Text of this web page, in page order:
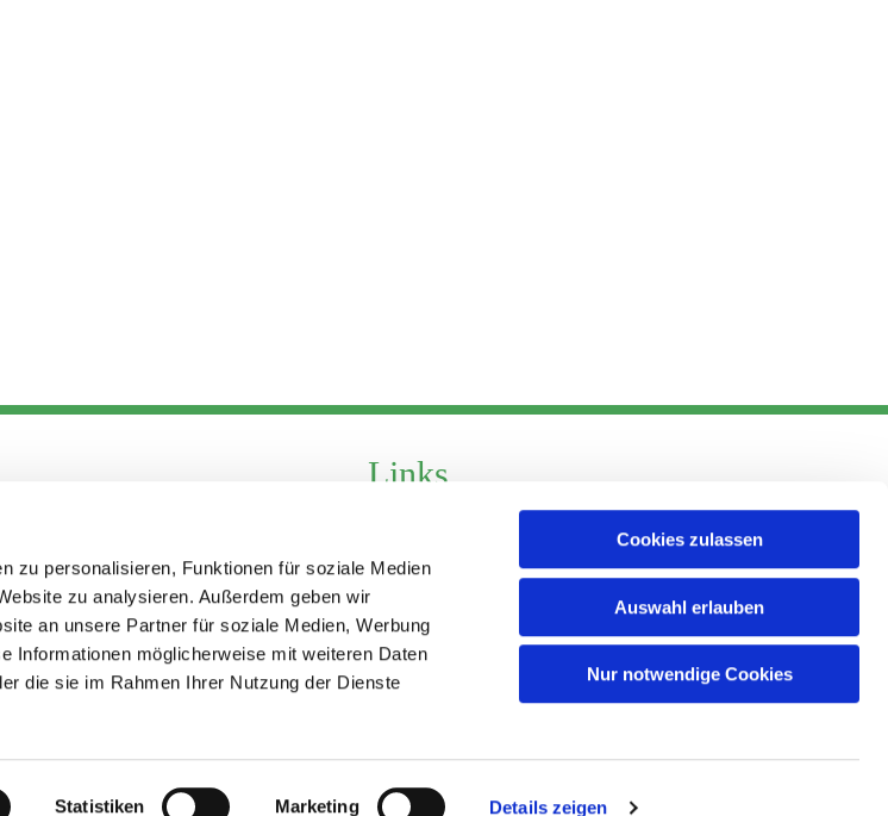
zu personalisieren, Funktionen für soziale Medien
zu analysieren. Außerdem geben wir
an unsere Partner für soziale Medien, Werbung
Informationen möglicherweise mit weiteren Daten
die sie im Rahmen Ihrer Nutzung der Dienste
Statistiken Marketing Details zeigen
Cookies zulassen
Auswahl erlauben
Nur notwendige Cookies
64 28
18
von-avila-berlin.de
von-avila-berlin.de
Links
Datenschutz - Social Media
Impressum